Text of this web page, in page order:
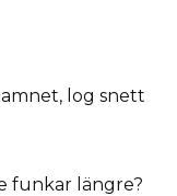
log snett
funkar längre?